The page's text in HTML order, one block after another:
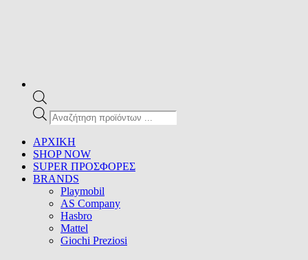
Products
search
ΑΡΧΙΚΗ
SHOP NOW
SUPER ΠΡΟΣΦΟΡΕΣ
BRANDS
Playmobil
AS Company
Hasbro
Mattel
Giochi Preziosi